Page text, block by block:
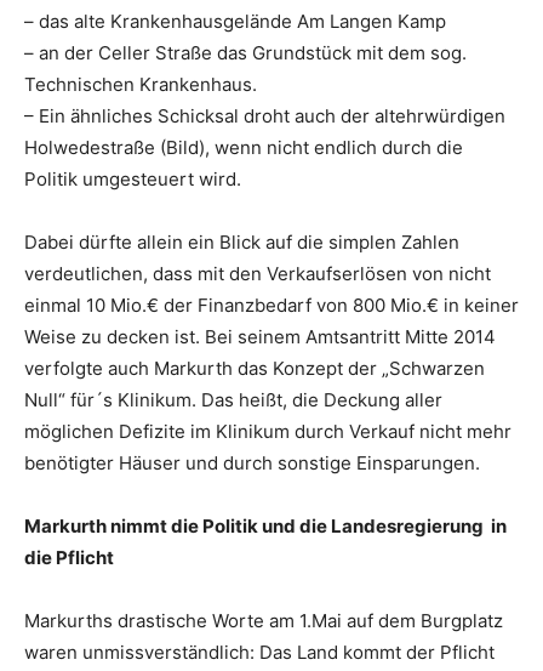
– das alte Krankenhausgelände Am Langen Kamp
– an der Celler Straße das Grundstück mit dem sog.
Technischen Krankenhaus.
– Ein ähnliches Schicksal droht auch der altehrwürdigen
Holwedestraße (Bild), wenn nicht endlich durch die
Politik umgesteuert wird.
Dabei dürfte allein ein Blick auf die simplen Zahlen
verdeutlichen, dass mit den Verkaufserlösen von nicht
einmal 10 Mio.€ der Finanzbedarf von 800 Mio.€ in keiner
Weise zu decken ist. Bei seinem Amtsantritt Mitte 2014
verfolgte auch Markurth das Konzept der „Schwarzen
Null“ für´s Klinikum. Das heißt, die Deckung aller
möglichen Defizite im Klinikum durch Verkauf nicht mehr
benötigter Häuser und durch sonstige Einsparungen.
Markurth nimmt die Politik und die Landesregierung in
die Pflicht
Markurths drastische Worte am 1.Mai auf dem Burgplatz
waren unmissverständlich: Das Land kommt der Pflicht